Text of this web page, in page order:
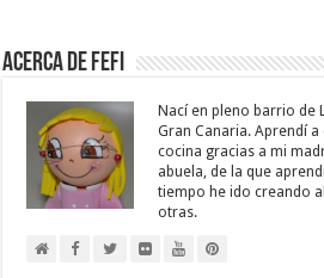
Acerca de Fefi
Nací en pleno barrio de
Gran Canaria. Aprendí
cocina gracias a mi
abuela, de la que
tiempo he ido creando
otras.